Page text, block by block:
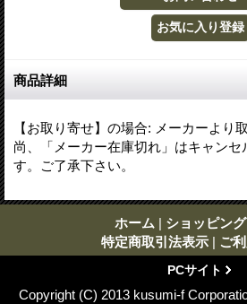
商品詳細
【お取り寄せ】の場合: メーカーより
尚、「メーカー在庫切れ」はキャンセ
す。ご了承下さい。
ホーム | ショッピン
特定商取引法表示 | ご
PCサイト
Copyright (C) 2013 kusumi-f